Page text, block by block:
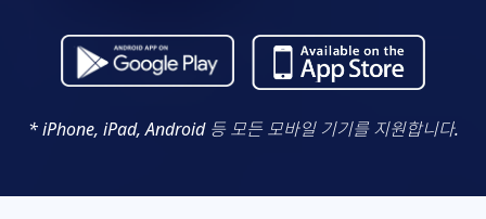
* iPhone, iPad, Android 등 모든 모바일 기기를 지원합니다.